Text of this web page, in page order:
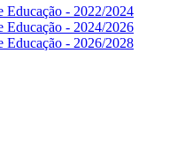
- 2022/2024
- 2024/2026
- 2026/2028